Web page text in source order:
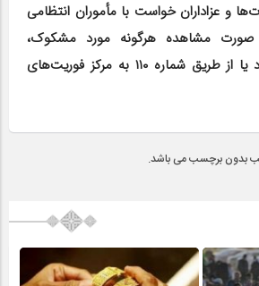
و عزاداران خواست با مأموران انتظامی
مشاهده هرگونه مورد مشکوک،
موضوع را به این افراد یا از طریق شماره ۱۱۰ به مرکز فوریت‌های
بدون برچسب می باشد.